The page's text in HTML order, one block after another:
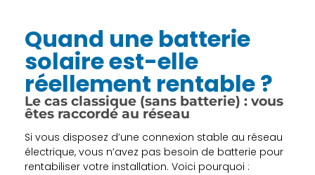
Quand une batterie
solaire est-elle
réellement rentable ?
Le cas classique (sans batterie) : vous
êtes raccordé au réseau
Si vous disposez d’une connexion stable au réseau
électrique, vous n’avez pas besoin de batterie pour
rentabiliser votre installation. Voici pourquoi :